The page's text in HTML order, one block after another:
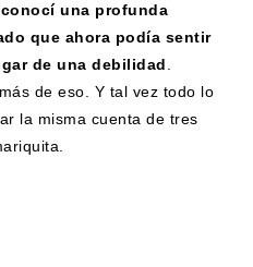
una profunda
que ahora podía sentir
de una debilidad.
de eso. Y tal vez todo lo
la misma cuenta de tres